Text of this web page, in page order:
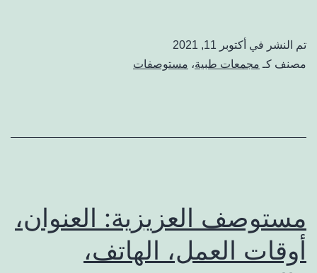
الحجز،
الأطباء،
تم النشر في أكتوبر 11, 2021
مصنف كـ مجمعات طبية، مستوصفات
مستوصف العزيزية: العنوان،
أوقات العمل، الهاتف،